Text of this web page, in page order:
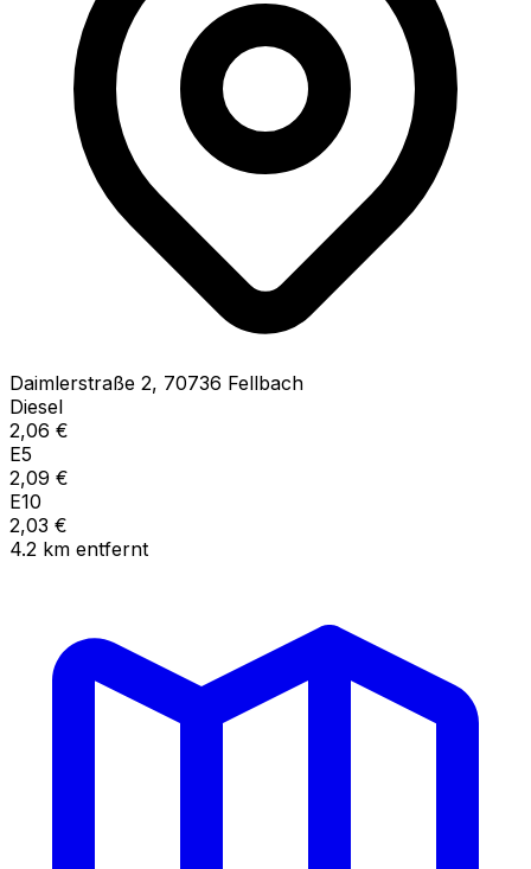
Daimlerstraße 2, 70736 Fellbach
Diesel
2,06 €
E5
2,09 €
E10
2,03 €
4.2 km entfernt